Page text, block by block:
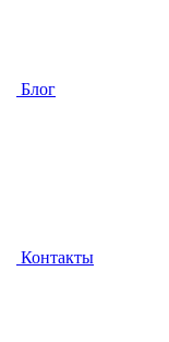
Блог
Контакты